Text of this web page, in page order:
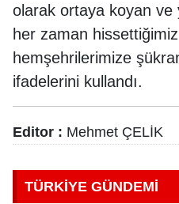
olarak ortaya koyan ve
her zaman
hemşehrilerimize
ifadelerini kullandı.
Editor : Mehmet ÇELİK
TÜRKİYE GÜNDEMİ